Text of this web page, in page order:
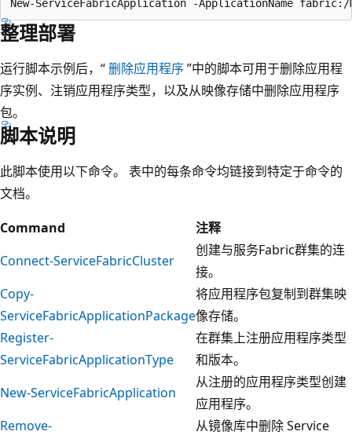
整理部署
运行脚本示例后，“删除应用程序”中的脚本可用于删除应用程
序实例、注销应用程序类型，以及从映像存储中删除应用程序
包。
脚本说明
此脚本使用以下命令。 表中的每条命令均链接到特定于命令的
文档。
Command
注释
Connect-ServiceFabricCluster
创建与服务Fabric群集的连
接。
Copy-
ServiceFabricApplicationPackage
将应用程序包复制到群集映
像存储。
Register-
ServiceFabricApplicationType
在群集上注册应用程序类型
和版本。
New-ServiceFabricApplication
从注册的应用程序类型创建
应用程序。
Remove-
从镜像库中删除 Service